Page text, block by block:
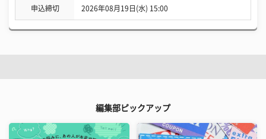
申込締切 2026年08月19日(水) 15:00
編集部ピックアップ